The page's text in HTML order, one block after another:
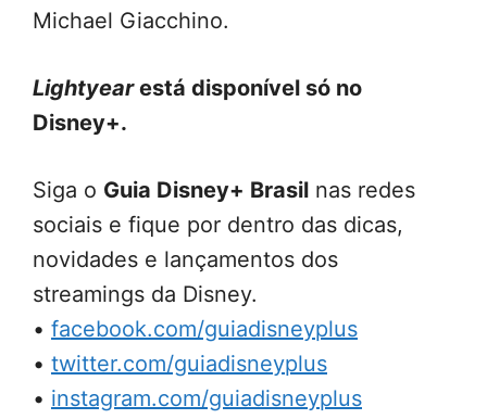
Michael Giacchino.
Lightyearestá disponível só no
Disney+.
Siga o Guia Disney+ Brasil nas redes
sociais e fique por dentro das dicas,
novidades e lançamentos dos
streamings da Disney.
• facebook.com/guiadisneyplus
• twitter.com/guiadisneyplus
• instagram.com/guiadisneyplus